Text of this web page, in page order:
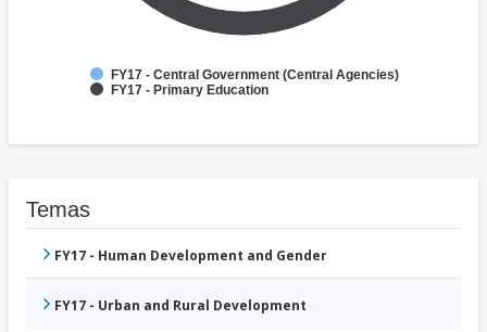
FY17 - Central Government (Central Agencies)
FY17 - Primary Education
Temas
FY17 - Human Development and Gender
FY17 - Urban and Rural Development